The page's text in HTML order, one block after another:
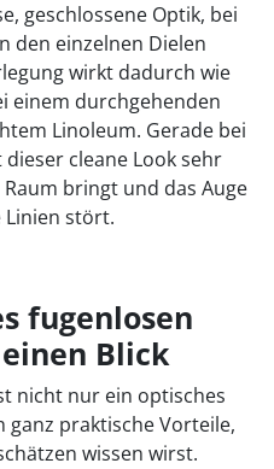
geschlossene Optik, bei
den einzelnen Dielen
wirkt dadurch wie
einem durchgehenden
Linoleum. Gerade bei
cleane Look sehr
bringt und das Auge
stört.
fugenlosen
Blick
nicht nur ein optisches
praktische Vorteile,
wissen wirst.